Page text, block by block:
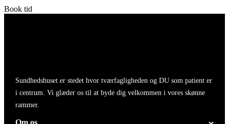
Book tid
Sundhedshuset er stedet hvor tværfagligheden og DU som patient er
i centrum. Vi glæder os til at byde dig velkommen i vores skønne
rammer.
Om os